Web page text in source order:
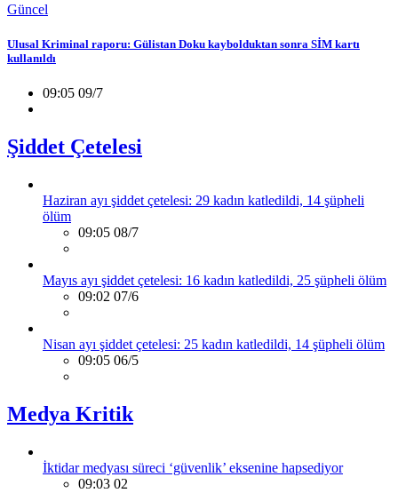
Güncel
Ulusal Kriminal raporu: Gülistan Doku kaybolduktan sonra SİM kartı
kullanıldı
09:05 09/7
Şiddet Çetelesi
Haziran ayı şiddet çetelesi: 29 kadın katledildi, 14 şüpheli
ölüm
09:05 08/7
Mayıs ayı şiddet çetelesi: 16 kadın katledildi, 25 şüpheli ölüm
09:02 07/6
Nisan ayı şiddet çetelesi: 25 kadın katledildi, 14 şüpheli ölüm
09:05 06/5
Medya Kritik
İktidar medyası süreci ‘güvenlik’ eksenine hapsediyor
09:03 02